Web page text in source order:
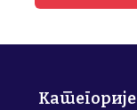
Категорије